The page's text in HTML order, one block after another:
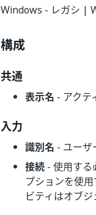
Windows - レガシ |
構成
共通
表示名 - アクテ
入力
識別名 - ユーザ
接続 - 使用する
プションを使
ビティはオブ